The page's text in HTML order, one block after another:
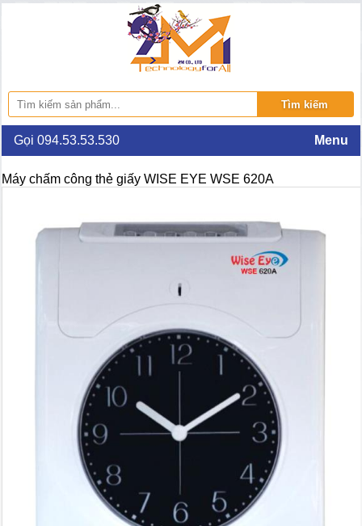
Gọi 094.53.53.530 Menu
Máy chấm công thẻ giấy WISE EYE WSE 620A